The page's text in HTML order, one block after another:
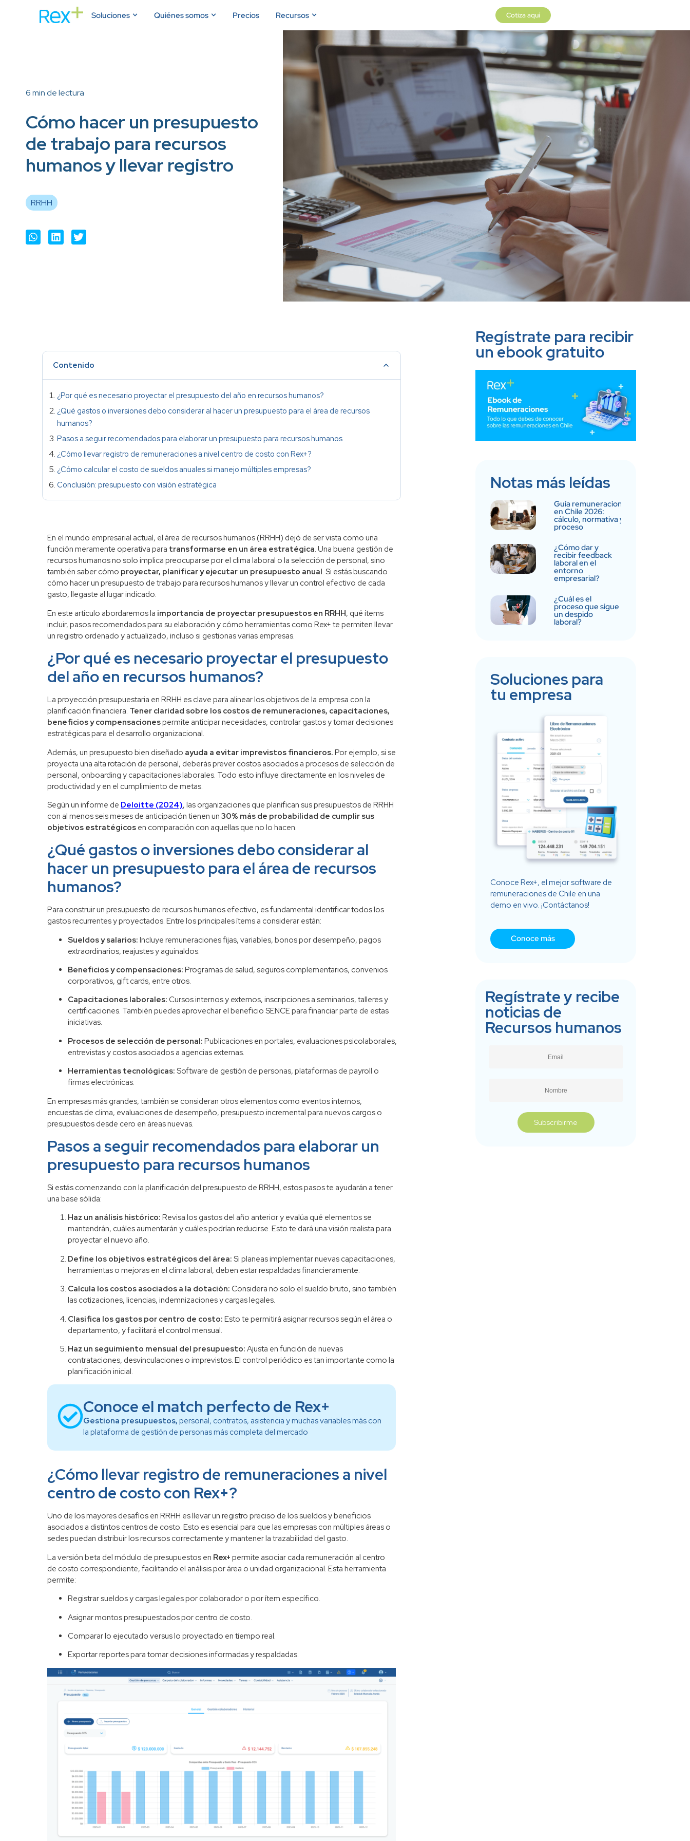
Soluciones Quiénes somos Precios Recursos Cotiza aquí
6 min de lectura
Cómo hacer un presupuesto
de trabajo para recursos
humanos y llevar registro
RRHH
Contenido
¿Por qué es necesario proyectar el presupuesto del año en recursos humanos?
¿Qué gastos o inversiones debo considerar al hacer un presupuesto para el área de recursos
humanos?
Pasos a seguir recomendados para elaborar un presupuesto para recursos humanos
¿Cómo llevar registro de remuneraciones a nivel centro de costo con Rex+?
¿Cómo calcular el costo de sueldos anuales si manejo múltiples empresas?
Conclusión: presupuesto con visión estratégica
En el mundo empresarial actual, el área de recursos humanos (RRHH) dejó de ser vista como una
función meramente operativa para transformarse en un área estratégica. Una buena gestión de
recursos humanos no solo implica preocuparse por el clima laboral o la selección de personal, sino
también saber cómo proyectar, planificar y ejecutar un presupuesto anual. Si estás buscando
cómo hacer un presupuesto de trabajo para recursos humanos y llevar un control efectivo de cada
gasto, llegaste al lugar indicado.
En este artículo abordaremos la importancia de proyectar presupuestos en RRHH, qué ítems
incluir, pasos recomendados para su elaboración y cómo herramientas como Rex+ te permiten llevar
un registro ordenado y actualizado, incluso si gestionas varias empresas.
¿Por qué es necesario proyectar el presupuesto
del año en recursos humanos?
La proyección presupuestaria en RRHH es clave para alinear los objetivos de la empresa con la
planificación financiera. Tener claridad sobre los costos de remuneraciones, capacitaciones,
beneficios y compensacionespermite anticipar necesidades, controlar gastos y tomar decisiones
estratégicas para el desarrollo organizacional.
Además, un presupuesto bien diseñado ayuda a evitar imprevistos financieros. Por ejemplo, si se
proyecta una alta rotación de personal, deberás prever costos asociados a procesos de selección de
personal, onboarding y capacitaciones laborales. Todo esto influye directamente en los niveles de
productividad y en el cumplimiento de metas.
Según un informe de Deloitte (2024), las organizaciones que planifican sus presupuestos de RRHH
con al menos seis meses de anticipación tienen un30% más de probabilidad de cumplir sus
objetivos estratégicos en comparación con aquellas que no lo hacen.
¿Qué gastos o inversiones debo considerar al
hacer un presupuesto para el área de recursos
humanos?
Para construir un presupuesto de recursos humanos efectivo, es fundamental identificar todos los
gastos recurrentes y proyectados. Entre los principales ítems a considerar están:
Sueldos y salarios: Incluye remuneraciones fijas, variables, bonos por desempeño, pagos
extraordinarios, reajustes y aguinaldos.
Beneficios y compensaciones: Programas de salud, seguros complementarios, convenios
corporativos, gift cards, entre otros.
Capacitaciones laborales: Cursos internos y externos, inscripciones a seminarios, talleres y
certificaciones. También puedes aprovechar el beneficio SENCE para financiar parte de estas
iniciativas.
Procesos de selección de personal: Publicaciones en portales, evaluaciones psicolaborales,
entrevistas y costos asociados a agencias externas.
Herramientas tecnológicas: Software de gestión de personas, plataformas de payroll o
firmas electrónicas.
En empresas más grandes, también se consideran otros elementos como eventos internos,
encuestas de clima, evaluaciones de desempeño, presupuesto incremental para nuevos cargos o
presupuestos desde cero en áreas nuevas.
Pasos a seguir recomendados para elaborar un
presupuesto para recursos humanos
Si estás comenzando con la planificación del presupuesto de RRHH, estos pasos te ayudarán a tener
una base sólida:
Haz un análisis histórico: Revisa los gastos del año anterior y evalúa qué elementos se
mantendrán, cuáles aumentarán y cuáles podrían reducirse. Esto te dará una visión realista para
proyectar el nuevo año.
Define los objetivos estratégicos del área: Si planeas implementar nuevas capacitaciones,
herramientas o mejoras en el clima laboral, deben estar respaldadas financieramente.
Calcula los costos asociados a la dotación: Considera no solo el sueldo bruto, sino también
las cotizaciones, licencias, indemnizaciones y cargas legales.
Clasifica los gastos por centro de costo: Esto te permitirá asignar recursos según el área o
departamento, y facilitará el control mensual.
Haz un seguimiento mensual del presupuesto: Ajusta en función de nuevas
contrataciones, desvinculaciones o imprevistos. El control periódico es tan importante como la
planificación inicial.
Conoce el match perfecto de Rex+
Gestiona presupuestos, personal, contratos, asistencia y muchas variables más con
la plataforma de gestión de personas más completa del mercado
¿Cómo llevar registro de remuneraciones a nivel
centro de costo con Rex+?
Uno de los mayores desafíos en RRHH es llevar un registro preciso de los sueldos y beneficios
asociados a distintos centros de costo. Esto es esencial para que las empresas con múltiples áreas o
sedes puedan distribuir los recursos correctamente y mantener la trazabilidad del gasto.
La versión beta del módulo de presupuestos en Rex+ permite asociar cada remuneración al centro
de costo correspondiente, facilitando el análisis por área o unidad organizacional. Esta herramienta
permite:
Registrar sueldos y cargas legales por colaborador o por ítem específico.
Asignar montos presupuestados por centro de costo.
Comparar lo ejecutado versus lo proyectado en tiempo real.
Exportar reportes para tomar decisiones informadas y respaldadas.
Regístrate para recibir
un ebook gratuito
Notas más leídas
Guía remuneraciones
en Chile 2026:
cálculo, normativa y
proceso
¿Cómo dar y
recibir feedback
laboral en el
entorno
empresarial?
¿Cuál es el
proceso que sigue
un despido
laboral?
Soluciones para
tu empresa
Conoce Rex+, el mejor software de
remuneraciones de Chile en una
demo en vivo. ¡Contáctanos!
Conoce más
Regístrate y recibe
noticias de
Recursos humanos